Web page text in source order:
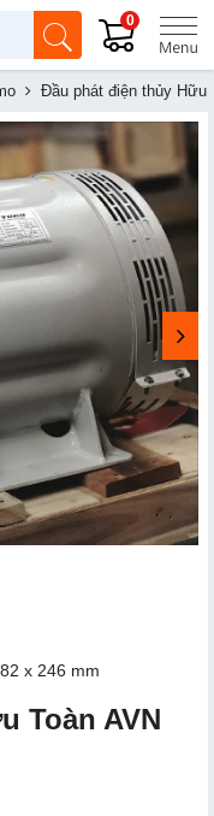
0
Đầu phát điện thủy​ Hữu
x 246 mm
Toàn AVN